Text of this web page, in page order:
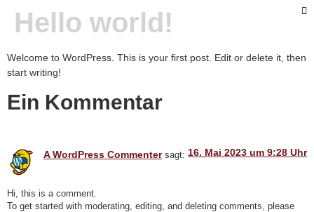
Hello world!
Welcome to WordPress. This is your first post. Edit or delete it, then
start writing!
Ein Kommentar
A WordPress Commenter sagt: 16. Mai 2023 um 9:28 Uhr
Hi, this is a comment.
To get started with moderating, editing, and deleting comments, please